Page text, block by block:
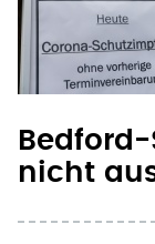
Bedford-